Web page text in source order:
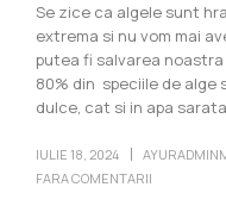
Se zice ca algele sunt
extrema si nu vom mai
putea fi salvarea
80% din speciile de
dulce, cat si in apa
IULIE 18, 2024
FARA COMENTARII